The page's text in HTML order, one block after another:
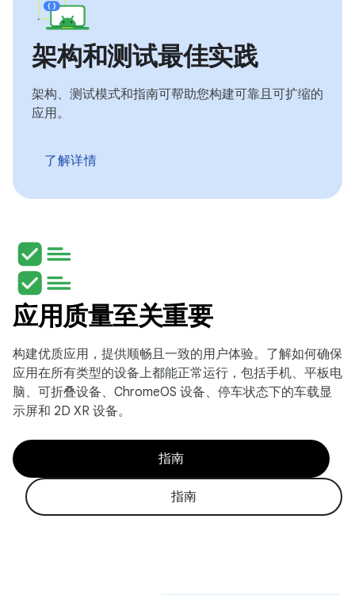
架构和测试最佳实践
架构、测试模式和指南可帮助您构建可靠且可扩缩的
应用。
了解详情
应用质量至关重要
构建优质应用，提供顺畅且一致的用户体验。了解如何确保
应用在所有类型的设备上都能正常运行，包括手机、平板电
脑、可折叠设备、ChromeOS 设备、停车状态下的车载显
示屏和 2D XR 设备。
指南
指南